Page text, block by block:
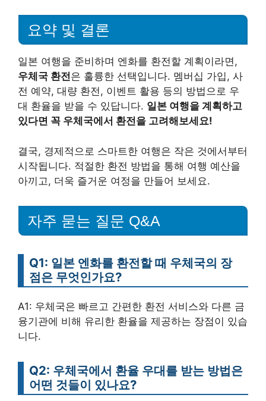
요약 및 결론
일본 여행을 준비하며 엔화를 환전할 계획이라면,
우체국 환전은 훌륭한 선택입니다. 멤버십 가입, 사
전 예약, 대량 환전, 이벤트 활용 등의 방법으로 우
대 환율을 받을 수 있답니다. 일본 여행을 계획하고
있다면 꼭 우체국에서 환전을 고려해보세요!
결국, 경제적으로 스마트한 여행은 작은 것에서부터
시작됩니다. 적절한 환전 방법을 통해 여행 예산을
아끼고, 더욱 즐거운 여정을 만들어 보세요.
자주 묻는 질문 Q&A
Q1: 일본 엔화를 환전할 때 우체국의 장
점은 무엇인가요?
A1: 우체국은 빠르고 간편한 환전 서비스와 다른 금
융기관에 비해 유리한 환율을 제공하는 장점이 있습
니다.
Q2: 우체국에서 환율 우대를 받는 방법은
어떤 것들이 있나요?